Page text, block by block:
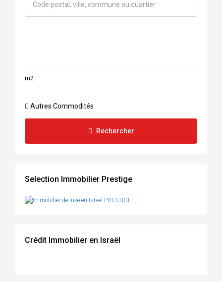
m2
Autres Commodités
Rechercher
Selection Immobilier Prestige
Crédit Immobilier en Israël